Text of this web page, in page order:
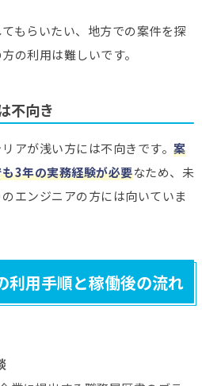
もらいたい、地方での案件を探
の利用は難しいです。
不向き
アが浅い方には不向きです。 案
3年の実務経験が必要なため、未
エンジニアの方には向いていま
利用手順と稼働後の流れ